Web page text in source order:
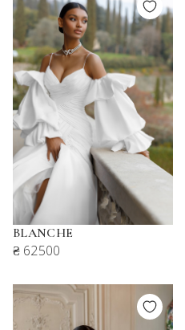
BLANCHE
₴ 62500